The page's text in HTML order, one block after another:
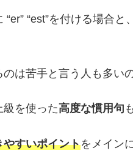
“est”を付ける場合と
は苦手と言う人も多い
を使った高度な慣用句
すいポイントをメイン